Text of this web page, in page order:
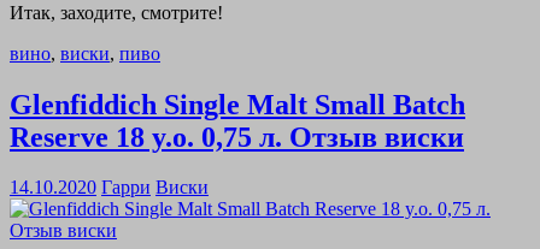
Итак, заходите, смотрите!
вино, виски, пиво
Glenfiddich Single Malt Small Batch
Reserve 18 y.o. 0,75 л. Отзыв виски
14.10.2020 Гарри Виски